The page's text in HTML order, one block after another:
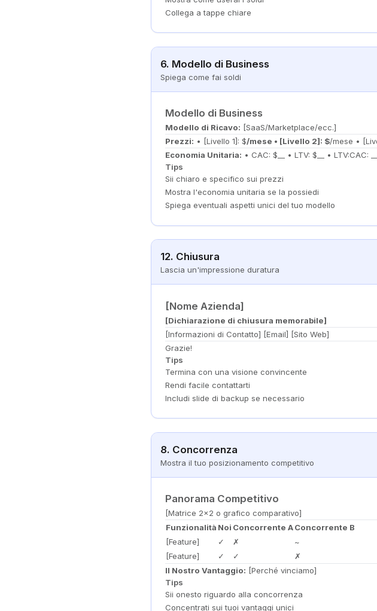
Collega a tappe chiare
6. Modello di Business
Spiega come fai soldi
Modello di Business
Modello di Ricavo: [SaaS/Marketplace/ecc.]
Prezzi: • [Livello 1]: $/mese • [Livello 2]: $/mese •
Economia Unitaria: • CAC: $__ • LTV: $__ • LTV:CAC:
Tips
Sii chiaro e specifico sui prezzi
Mostra l'economia unitaria se la possiedi
Spiega eventuali aspetti unici del tuo modello
12. Chiusura
Lascia un'impressione duratura
[Nome Azienda]
[Dichiarazione di chiusura memorabile]
[Informazioni di Contatto] [Email] [Sito Web]
Grazie!
Tips
Termina con una visione convincente
Rendi facile contattarti
Includi slide di backup se necessario
8. Concorrenza
Mostra il tuo posizionamento competitivo
Panorama Competitivo
[Matrice 2x2 o grafico comparativo]
Funzionalità Noi Concorrente A Concorrente B
[Feature]
✓ ✗
~
[Feature]
✓ ✓
✗
Il Nostro Vantaggio: [Perché vinciamo]
Tips
Sii onesto riguardo alla concorrenza
Concentrati sui tuoi vantaggi unici